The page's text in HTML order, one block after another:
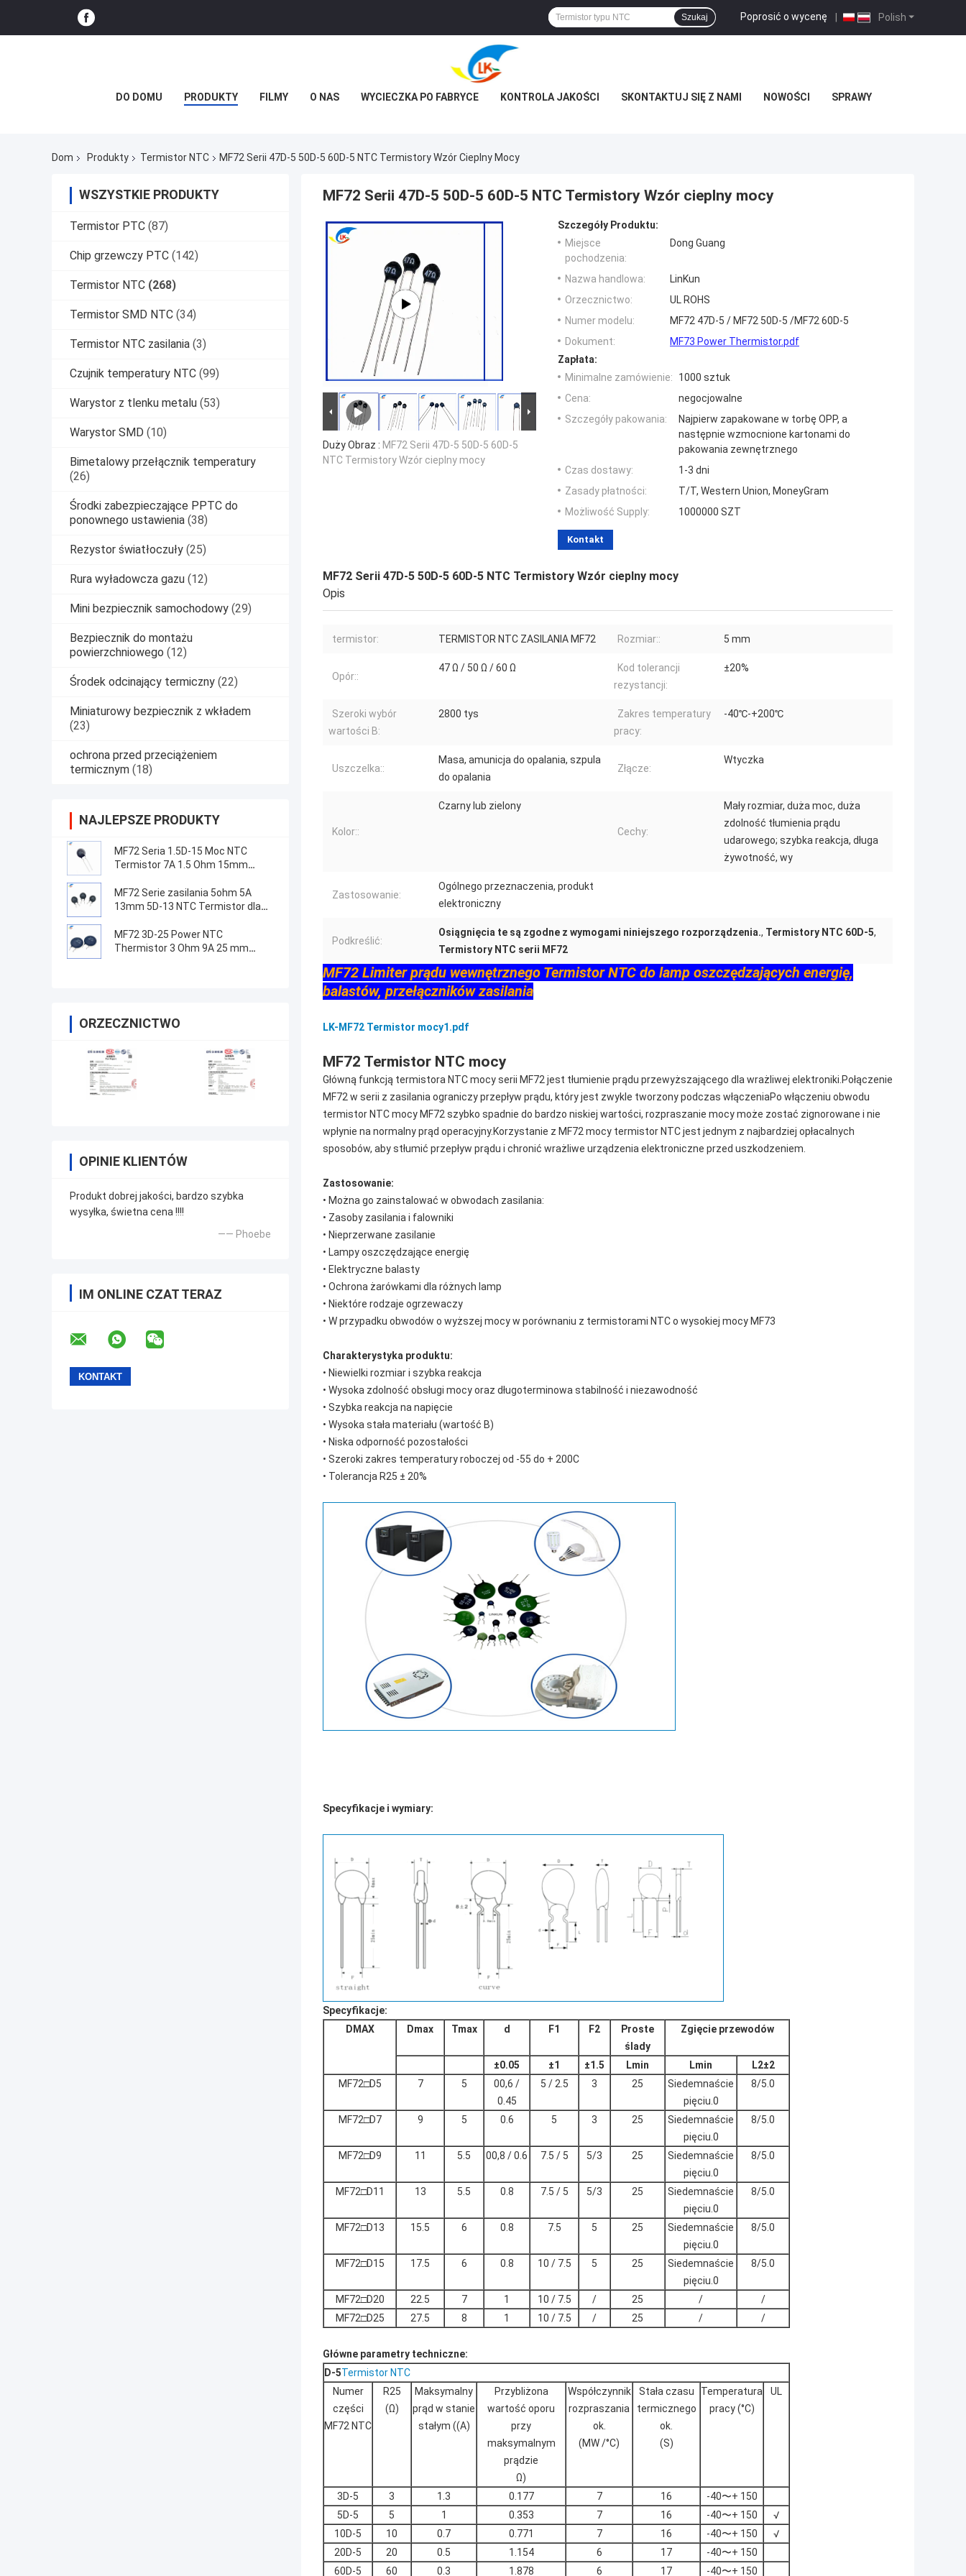
Polish
Poprosić o wycenę |
Szukaj
DO DOMU PRODUKTY FILMY O NAS WYCIECZKA PO FABRYCE KONTROLA JAKOŚCI SKONTAKTUJ SIĘ Z NAMI NOWOŚCI SPRAWY
Dom Produkty Termistor NTC MF72 Serii 47D-5 50D-5 60D-5 NTC Termistory Wzór Cieplny Mocy
WSZYSTKIE PRODUKTY
Termistor PTC (87)
Chip grzewczy PTC (142)
Termistor NTC (268)
Termistor SMD NTC (34)
Termistor NTC zasilania (3)
Czujnik temperatury NTC (99)
Warystor z tlenku metalu (53)
Warystor SMD (10)
Bimetalowy przełącznik temperatury
(26)
Środki zabezpieczające PPTC do
ponownego ustawienia (38)
Rezystor światłoczuły (25)
Rura wyładowcza gazu (12)
Mini bezpiecznik samochodowy (29)
Bezpiecznik do montażu
powierzchniowego (12)
Środek odcinający termiczny (22)
Miniaturowy bezpiecznik z wkładem
(23)
ochrona przed przeciążeniem
termicznym (18)
NAJLEPSZE PRODUKTY
MF72 Seria 1.5D-15 Moc NTC
Termistor 7A 1.5 Ohm 15mm
zasilania
MF72 Serie zasilania 5ohm 5A
13mm 5D-13 NTC Termistor dla
MF72 3D-25 Power NTC
Thermistor 3 Ohm 9A 25 mm
ORZECZNICTWO
OPINIE KLIENTÓW
Produkt dobrej jakości, bardzo szybka
wysyłka, świetna cena !!!!
—— Phoebe
IM ONLINE CZAT TERAZ
MF72 Serii 47D-5 50D-5 60D-5 NTC Termistory Wzór cieplny mocy
Duży Obraz : MF72 Serii 47D-5 50D-5 60D-5
NTC Termistory Wzór cieplny mocy
Szczegóły Produktu:
Miejsce
pochodzenia:
Dong Guang
Nazwa handlowa:
LinKun
Orzecznictwo:
UL ROHS
Numer modelu:
MF72 47D-5 / MF72 50D-5 /MF72 60D-5
Dokument:
MF73 Power Thermistor.pdf
Zapłata:
Minimalne zamówienie:
1000 sztuk
Cena:
negocjowalne
Szczegóły pakowania:
Najpierw zapakowane w torbę OPP, a
następnie wzmocnione kartonami do
pakowania zewnętrznego
Czas dostawy:
1-3 dni
Zasady płatności:
T/T, Western Union, MoneyGram
Możliwość Supply:
1000000 SZT
Kontakt
MF72 Serii 47D-5 50D-5 60D-5 NTC Termistory Wzór cieplny mocy
Opis
termistor: TERMISTOR NTC ZASILANIA MF72 Rozmiar:: 5 mm
Opór::
47 Ω / 50 Ω / 60 Ω
Kod tolerancji
rezystancji:
±20%
Szeroki wybór
wartości B:
2800 tys
Zakres temperatury
pracy:
-40℃-+200℃
Uszczelka::
Masa, amunicja do opalania, szpula
do opalania
Złącze:
Wtyczka
Kolor::
Czarny lub zielony
Cechy:
Mały rozmiar, duża moc, duża
zdolność tłumienia prądu
udarowego; szybka reakcja, długa
żywotność, wy
Zastosowanie:
Ogólnego przeznaczenia, produkt
elektroniczny
Podkreślić:
Osiągnięcia te są zgodne z wymogami niniejszego rozporządzenia., Termistory NTC 60D-5,
Termistory NTC serii MF72
MF72 Limiter prądu wewnętrznego Termistor NTC do lamp oszczędzających energię,
balastów, przełączników zasilania
LK-MF72 Termistor mocy1.pdf
MF72 Termistor NTC mocy
Główną funkcją termistora NTC mocy serii MF72 jest tłumienie prądu przewyższającego dla wrażliwej elektroniki.Połączenie
MF72 w serii z zasilania ograniczy przepływ prądu, który jest zwykle tworzony podczas włączeniaPo włączeniu obwodu
termistor NTC mocy MF72 szybko spadnie do bardzo niskiej wartości, rozpraszanie mocy może zostać zignorowane i nie
wpłynie na normalny prąd operacyjny.Korzystanie z MF72 mocy termistor NTC jest jednym z najbardziej opłacalnych
sposobów, aby stłumić przepływ prądu i chronić wrażliwe urządzenia elektroniczne przed uszkodzeniem.
Zastosowanie:
• Można go zainstalować w obwodach zasilania:
• Zasoby zasilania i falowniki
• Nieprzerwane zasilanie
• Lampy oszczędzające energię
• Elektryczne balasty
• Ochrona żarówkami dla różnych lamp
• Niektóre rodzaje ogrzewaczy
• W przypadku obwodów o wyższej mocy w porównaniu z termistorami NTC o wysokiej mocy MF73
Charakterystyka produktu:
• Niewielki rozmiar i szybka reakcja
• Wysoka zdolność obsługi mocy oraz długoterminowa stabilność i niezawodność
• Szybka reakcja na napięcie
• Wysoka stała materiału (wartość B)
• Niska odporność pozostałości
• Szeroki zakres temperatury roboczej od -55 do + 200C
• Tolerancja R25 ± 20%
Specyfikacje i wymiary:
Specyfikacje:
DMAX
Dmax Tmax d F1 F2
Proste
ślady
Zgięcie przewodów
±0.05 ±1 ±1.5 Lmin Lmin
L2±2
MF72□D5
7 5
00,6 /
0.45
5 / 2.5 3 25
Siedemnaście
pięciu.0
8/5.0
MF72□D7 9 5 0.6 5 3 25
Siedemnaście
pięciu.0
8/5.0
MF72□D9 11 5.5 00,8 / 0.6 7.5 / 5 5/3 25
Siedemnaście
pięciu.0
8/5.0
MF72□D11 13 5.5 0.8 7.5 / 5 5/3 25
Siedemnaście
pięciu.0
8/5.0
MF72□D13 15.5 6 0.8 7.5 5 25
Siedemnaście
pięciu.0
8/5.0
MF72□D15 17.5 6 0.8 10 / 7.5 5 25
Siedemnaście
pięciu.0
8/5.0
MF72□D20 22.5 7 1 10 / 7.5 / 25 /
/
MF72□D25
27.5 8 1 10 / 7.5 / 25 / /
Główne parametry techniczne:
D-5Termistor NTC
Numer
części
MF72 NTC
R25
(Ω)
Maksymalny
prąd w stanie
stałym ((A)
Przybliżona
wartość oporu
przy
maksymalnym
prądzie
Ω)
Współczynnik
rozpraszania
ok.
(MW /°C)
Stała czasu
termicznego
ok.
(S)
Temperatura
pracy (°C)
UL
3D-5 3 1.3 0.177 7 16
-40〜+ 150
5D-5
5 1 0.353 7 16 -40〜+ 150
√
10D-5
10 0.7 0.771 7 16 -40〜+ 150
√
20D-5
20 0.5 1.154 6 17
-40〜+ 150
60D-5
60 0.3 1.878 6 17 -40〜+ 150